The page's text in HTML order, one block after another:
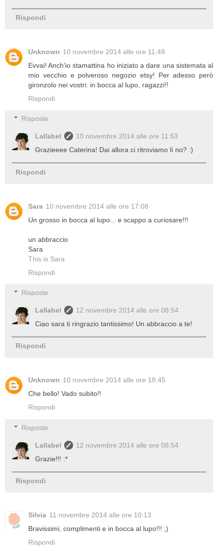
Rispondi
Unknown 10 novembre 2014 alle ore 11:48
Evvai! Anch'io stamattina ho iniziato a dare una sistemata al
mio vecchio e polveroso negozio etsy! Per adesso però
gironzolo nei vostri: in bocca al lupo, ragazzi!!
Rispondi
Risposte
Lallabel
10 novembre 2014 alle ore 11:53
Grazieeee Caterina! Dai allora ci ritroviamo lì no? :)
Rispondi
Sara 10 novembre 2014 alle ore 17:08
Un grosso in bocca al lupo... e scappo a curiosare!!!
un abbraccio
Sara
This is Sara
Rispondi
Risposte
Lallabel
12 novembre 2014 alle ore 08:54
Ciao sara ti ringrazio tantissimo! Un abbraccio a te!
Rispondi
Unknown 10 novembre 2014 alle ore 18:45
Che bello! Vado subito!!
Rispondi
Risposte
Lallabel
12 novembre 2014 alle ore 08:54
Grazie!!! :*
Rispondi
Silvia 11 novembre 2014 alle ore 10:13
Bravissimi, complimenti e in bocca al lupo!!! ;)
Rispondi